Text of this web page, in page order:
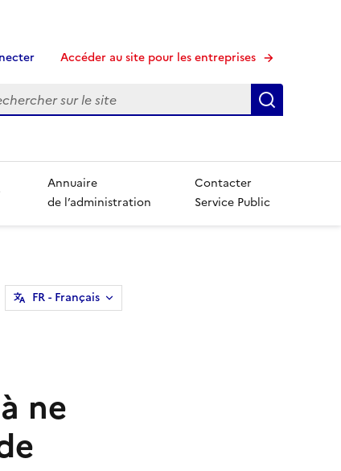
Accéder au site pour les entreprises
Annuaire
de l’administration
Contacter
Service Public
FR- Français
ne